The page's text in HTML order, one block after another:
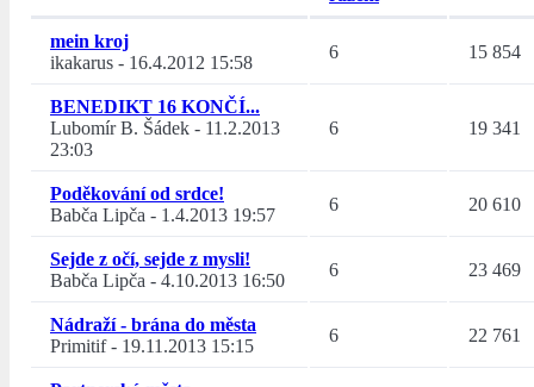
mein kroj
ikakarus - 16.4.2012 15:58
6 15 854
BENEDIKT 16 KONČÍ...
Lubomír B. Šádek - 11.2.2013
23:03
6 19 341
Poděkování od srdce!
Babča Lipča - 1.4.2013 19:57
6 20 610
Sejde z očí, sejde z mysli!
Babča Lipča - 4.10.2013 16:50
6 23 469
Nádraží - brána do města
Primitif- 19.11.2013 15:15
6 22 761